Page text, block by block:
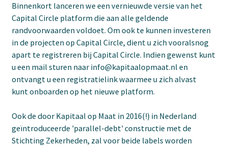
Binnenkort lanceren we een vernieuwde versie van het
Capital Circle platform die aan alle geldende
randvoorwaarden voldoet. Om ook te kunnen investeren
in de projecten op Capital Circle, dient u zich vooralsnog
apart te registreren bij Capital Circle. Indien gewenst kunt
u een mail sturen naar info@kapitaalopmaat.nl en
ontvangt u een registratielink waarmee u zich alvast
kunt onboarden op het nieuwe platform.
Ook de door Kapitaal op Maat in 2016(!) in Nederland
geïntroduceerde 'parallel-debt' constructie met de
Stichting Zekerheden, zal voor beide labels worden